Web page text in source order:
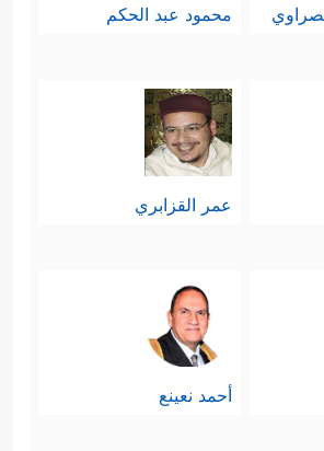
محمود عبد الحكم
عمر القزابري
أحمد نعينع